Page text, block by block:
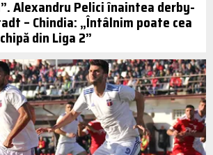
Alexandru Pelici înaintea derby-
– Chindia: „Întâlnim poate cea
din Liga 2”